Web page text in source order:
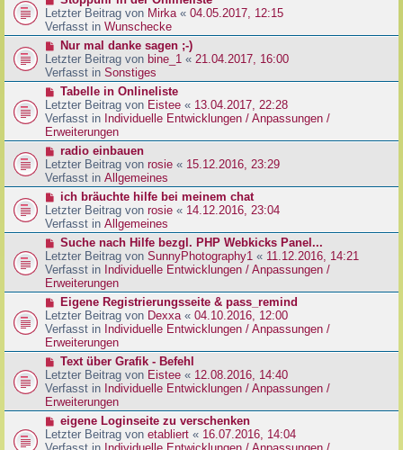
g
t
r
a
g
r
B
e
t
r
a
g
e
u
e
r
B
e
t
r
a
g
Letzter Beitrag von Mirka« 04.05.2017, 12:15
Verfasst in Wunschecke
N
e
u
e
r
B
e
i
r
a
g
Nur mal danke sagen ;-)
Letzter Beitrag von bine_1 « 21.04.2017, 16:00
Verfasst in Sonstiges
N
e
u
e
r
B
e
i
r
a
g
Tabelle in Onlineliste
Letzter Beitrag von Eistee « 13.04.2017, 22:28
Verfasst in Individuelle Entwicklungen / Anpassungen /
Erweiterungen
N
e
u
e
r
B
e
t
r
a
g
radio einbauen
Letzter Beitrag von rosie « 15.12.2016, 23:29
Verfasst in Allgemeines
N
e
u
e
r
B
e
i
r
a
g
ich bräuchte hilfe bei meinem chat
Letzter Beitrag von rosie « 14.12.2016, 23:04
Verfasst in Allgemeines
N
e
u
e
r
B
e
i
t
a
g
Suche nach Hilfe bezgl. PHP Webkicks Panel...
Letzter Beitrag von SunnyPhotography1 « 11.12.2016, 14:21
Verfasst in Individuelle Entwicklungen / Anpassungen /
Erweiterungen
N
e
u
e
r
B
e
i
t
a
Eigene Registrierungsseite & pass_remind
Letzter Beitrag von Dexxa« 04.10.2016, 12:00
Verfasst in Individuelle Entwicklungen / Anpassungen /
Erweiterungen
N
e
u
e
r
B
e
Text über Grafik - Befehl
Letzter Beitrag von Eistee « 12.08.2016, 14:40
Verfasst in Individuelle Entwicklungen / Anpassungen /
Erweiterungen
N
e
u
eigene Loginseite zu verschenken
Letzter Beitrag von etabliert « 16.07.2016, 14:04